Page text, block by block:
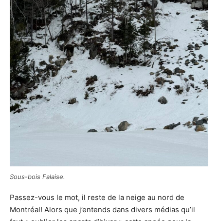
Sous-bois Falaise.
Passez-vous le mot, il reste de la neige au nord de
Montréal! Alors que j’entends dans divers médias qu’il